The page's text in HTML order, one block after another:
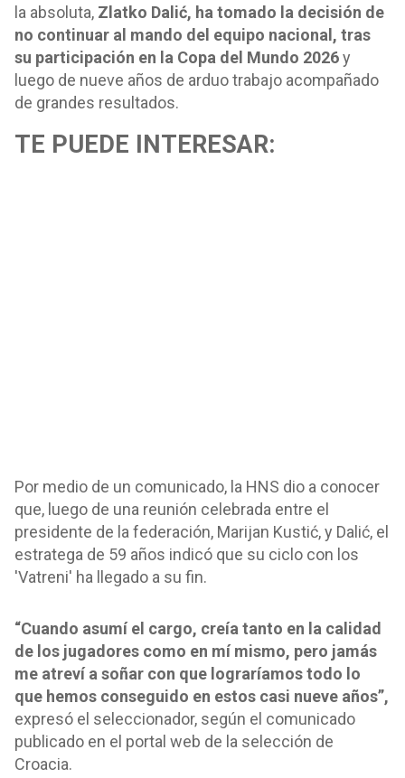
la absoluta, Zlatko Dalić, ha tomado la decisión de
no continuar al mando del equipo nacional, tras
su participación en la Copa del Mundo 2026y
luego de nueve años de arduo trabajo acompañado
de grandes resultados.
TE PUEDE INTERESAR:
Por medio de un comunicado, la HNS dio a conocer
que, luego de una reunión celebrada entre el
presidente de la federación, Marijan Kustić, y Dalić, el
estratega de 59 años indicó que su ciclo con los
'Vatreni' ha llegado a su fin.
“Cuando asumí el cargo, creía tanto en la calidad
de los jugadores como en mí mismo, pero jamás
me atreví a soñar con que lograríamos todo lo
que hemos conseguido en estos casi nueve años”,
expresó el seleccionador, según el comunicado
publicado en el portal web de la selección de
Croacia.